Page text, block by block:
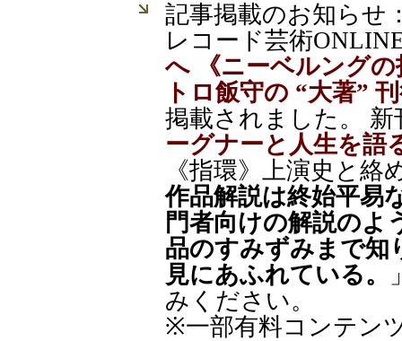
記事掲載のお知らせ
レコード芸術
へ 《ニーベルング
トロ飯守の “大著”
掲載されました。 新
ーグナーと人生を語
《指環》上演史と
作品解説は終始平易
門者向けの解説のよ
品のすみずみまで知
見にあふれている。
みください。
※一部有料コンテン